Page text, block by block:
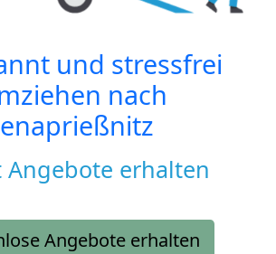
und stressfrei
nach
Angebote erhalten
Angebote erhalten